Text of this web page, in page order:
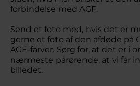
forbindelse med AGF.
Send et foto med, hvis det er
gerne et foto af den afdøde på
AGF-farver. Sørg for, at det er i
nærmeste pårørende, at vi får
billedet.